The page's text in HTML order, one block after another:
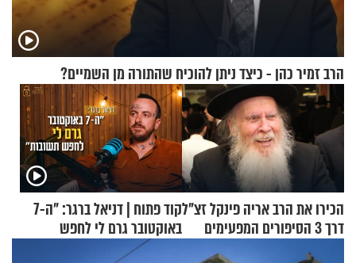
הרב זמיר כהן - כיצד ניתן להוכיח שהתורה מן השמיים?
הכירו את הרב אריה פינקל זצ"ל
דרך 3 הסיפורים המפעימים
קוד פתוח | דניאל ברגר: "ה-7
באוקטובר גרם לי לחפש
תשובות"